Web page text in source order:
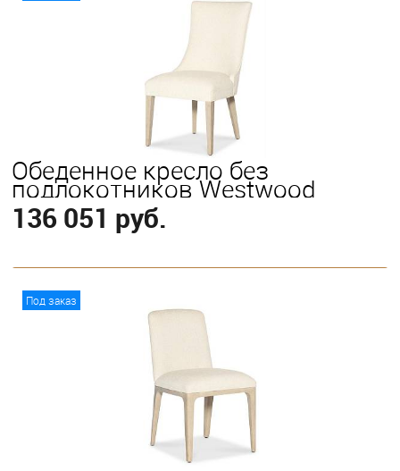
Обеденное кресло без
подлокотников Westwood
136 051 руб.
Под заказ